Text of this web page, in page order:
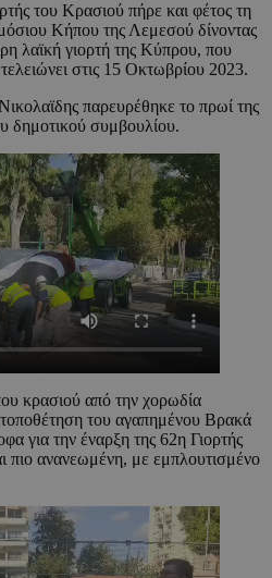
του Κρασιού πήρε και φέτος τη
Κήπου της Λεμεσού δίνοντας
λαϊκή γιορτή της Κύπρου, που
στις 15 Οκτωβρίου 2023.
παρευρέθηκε το πρωί της
δημοτικού συμβουλίου.
κρασιού από την χορωδία
του αγαπημένου Βρακά
για την έναρξη της 62η Γιορτής
πιο ανανεωμένη, με εμπλουτισμένο